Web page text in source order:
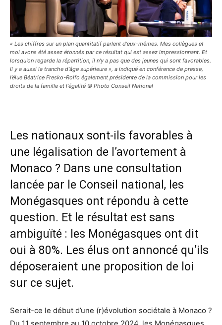
« Les chiffres sur un plan quantitatif parlent d'eux-mêmes. Mes collègues et
moi avons été assez étonnés par ce résultat qui est assez impressionnant. Et
lorsqu'on regarde la répartition, il n'y a pas que des jeunes qui sont favorables.
Il y a aussi la tranche d'âge supérieure », a indiqué en conférence de presse,
l’élue Béatrice Fresko-Rolfo également présidente de la commission pour les
droits de la famille et l'égalité © Photo Conseil National
Les nationaux sont-ils favorables à
une légalisation de l’avortement à
Monaco ? Dans une consultation
lancée par le Conseil national, les
Monégasques ont répondu à cette
question. Et le résultat est sans
ambiguïté : les Monégasques ont dit
oui à 80%. Les élus ont annoncé qu’ils
déposeraient une proposition de loi
sur ce sujet.
Serait-ce le début d’une (r)évolution sociétale à Monaco ?